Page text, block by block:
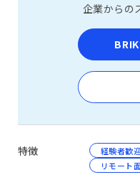
企業からの
特徴 経験者歓
リモート